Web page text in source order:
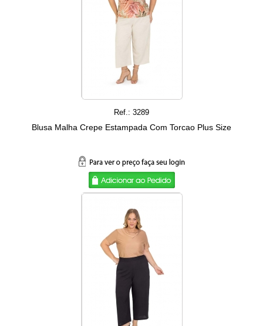
Ref.: 3289
Blusa Malha Crepe Estampada Com Torcao Plus Size